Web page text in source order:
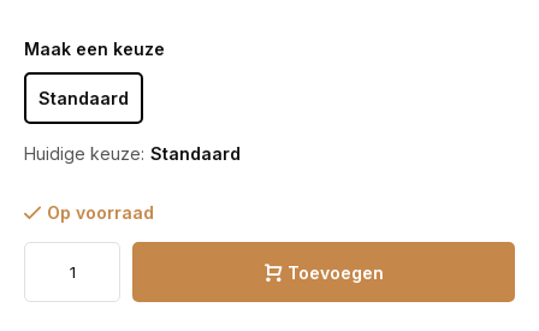
Maak een keuze
Standaard
Huidige keuze: Standaard
Op voorraad
Toevoegen